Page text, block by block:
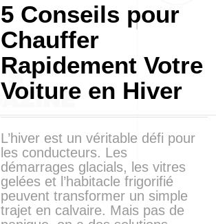
5 Conseils pour
Chauffer
Rapidement Votre
Voiture en Hiver
L’hiver est un véritable défi pour
les conducteurs. Les
démarrages glacials, les vitres
gelées et l’habitacle frigorifié
peuvent transformer un simple
trajet en calvaire. Mais pas de